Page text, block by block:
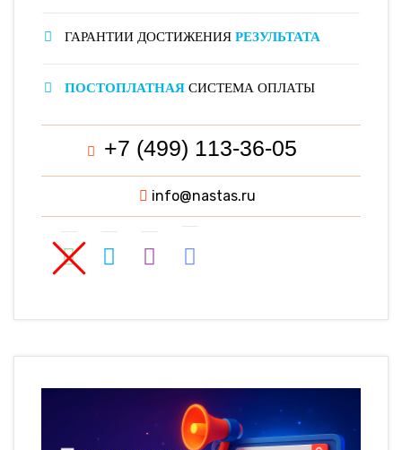
ГАРАНТИИ ДОСТИЖЕНИЯ РЕЗУЛЬТАТА
ПОСТОПЛАТНАЯ СИСТЕМА ОПЛАТЫ
+7 (499) 113-36-05
info@nastas.ru